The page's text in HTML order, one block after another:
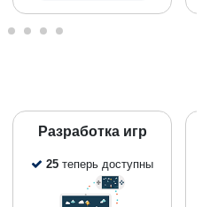
Разработка игр
25 теперь доступны